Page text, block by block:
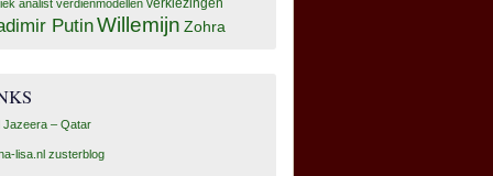
analist verdienmodellen verkiezingen
PutinWillemijn Zohra
Jazeera – Qatar
lisa.nl zusterblog